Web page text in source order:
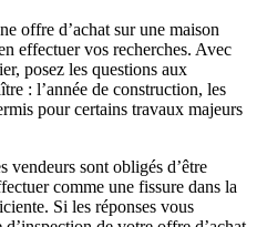
offre d’achat sur une maison
effectuer vos recherches. Avec
posez les questions aux
: l’année de construction, les
pour certains travaux majeurs
vendeurs sont obligés d’être
comme une fissure dans la
Si les réponses vous